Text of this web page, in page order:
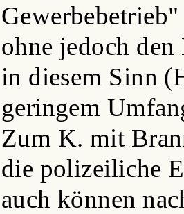
ohne jedoch
in diesem Sinn
geringem
Zum K. mit
die polizeiliche
auch können